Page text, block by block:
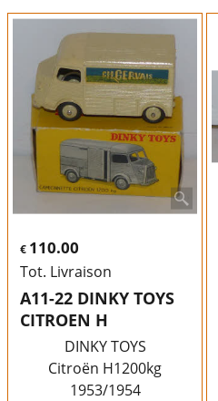
€ 110.00
Tot. Livraison
A11-22 DINKY TOYS
CITROEN H
DINKY TOYS
Citroën H1200kg
1953/1954